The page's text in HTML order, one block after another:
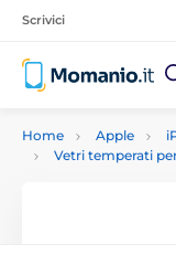
Scrivici
Home Apple
Vetri temperati